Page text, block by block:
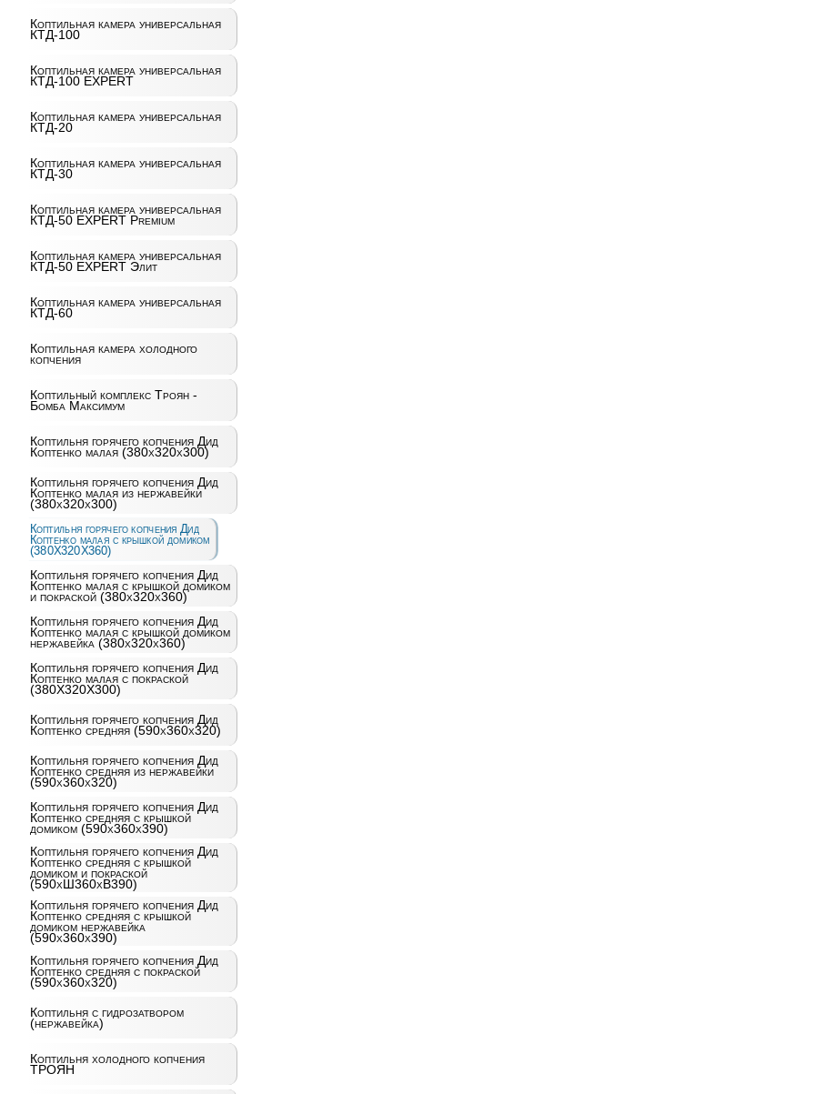
Коптильная камера универсальная
КТД-100
Коптильная камера универсальная
КТД-100 EXPERT
Коптильная камера универсальная
КТД-20
Коптильная камера универсальная
КТД-30
Коптильная камера универсальная
КТД-50 EXPERT Premium
Коптильная камера универсальная
КТД-50 EXPERT Элит
Коптильная камера универсальная
КТД-60
Коптильная камера холодного
копчения
Коптильный комплекс Троян -
Бомба Максимум
Коптильня горячего копчения Дид
Коптенко малая (380x320x300)
Коптильня горячего копчения Дид
Коптенко малая из нержавейки
(380x320x300)
Коптильня горячего копчения Дид
Коптенко малая с крышкой домиком
(380X320X360)
Коптильня горячего копчения Дид
Коптенко малая с крышкой домиком
и покраской (380x320x360)
Коптильня горячего копчения Дид
Коптенко малая с крышкой домиком
нержавейка (380x320x360)
Коптильня горячего копчения Дид
Коптенко малая с покраской
(380X320X300)
Коптильня горячего копчения Дид
Коптенко средняя (590x360x320)
Коптильня горячего копчения Дид
Коптенко средняя из нержавейки
(590x360x320)
Коптильня горячего копчения Дид
Коптенко средняя с крышкой
домиком (590x360x390)
Коптильня горячего копчения Дид
Коптенко средняя с крышкой
домиком и покраской
(590хШ360хВ390)
Коптильня горячего копчения Дид
Коптенко средняя с крышкой
домиком нержавейка
(590x360x390)
Коптильня горячего копчения Дид
Коптенко средняя с покраской
(590x360x320)
Коптильня с гидрозатвором
(нержавейка)
Коптильня холодного копчения
ТРОЯН